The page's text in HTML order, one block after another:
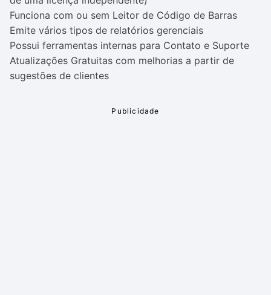
Funciona com ou sem Leitor de Código de Barras
Emite vários tipos de relatórios gerenciais
Possui ferramentas internas para Contato e Suporte
Atualizações Gratuitas com melhorias a partir de
sugestões de clientes